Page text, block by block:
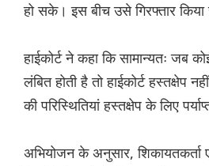
हो सके। इस बीच उसे गिरफ्तार
हाईकोर्ट ने कहा कि सामान्यतः जब
लंबित होती है तो हाईकोर्ट हस्तक्षेप
की परिस्थितियां हस्तक्षेप के लिए
अभियोजन के अनुसार, शिकायतकर्ता